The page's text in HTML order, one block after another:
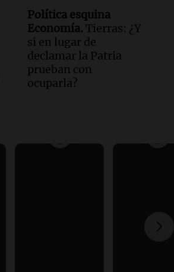
Política esquina
Economía. Tierras: ¿Y
si en lugar de
declamar la Patria
prueban con
ocuparla?